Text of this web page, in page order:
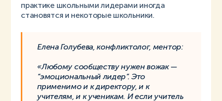
практике школьными лидерами иногда
становятся и некоторые школьники.
Елена Голубева, конфликтолог, ментор:
«Любому сообществу нужен вожак —
“эмоциональный лидер”. Это
применимо и к директору, и к
учителям, и к ученикам. И если учитель